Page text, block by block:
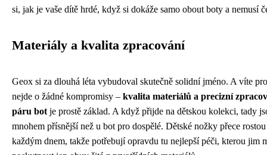
si, jak je vaše dítě hrdé, když si dokáže samo obout boty a nemusí
Materiály a kvalita zpracování
Geox si za dlouhá léta vybudoval skutečně solidní jméno. A víte
nejde o žádné kompromisy – kvalita materiálů a precizní
páru bot je prostě základ. A když přijde na dětskou kolekci, tady
mnohem přísnější než u bot pro dospělé. Dětské nožky přece
každým dnem, takže potřebují opravdu tu nejlepší péči, kterou jim